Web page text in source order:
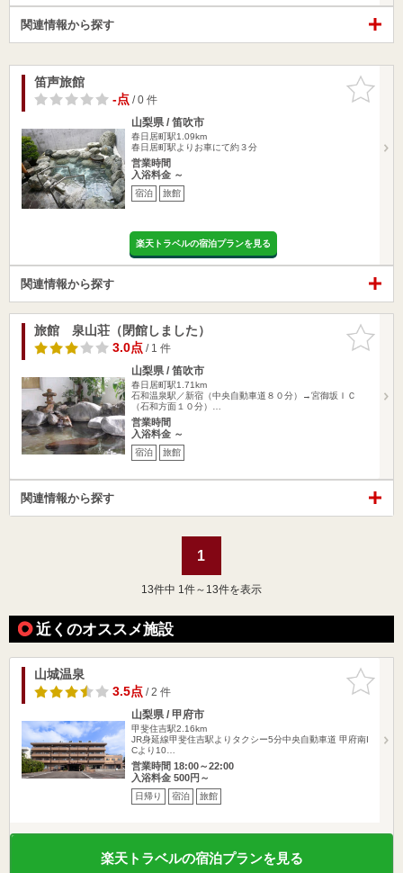
関連情報から探す
お気に入
りに追加
笛声旅館
-点/ 0 件
山梨県 / 笛吹市
春日居町駅1.09km
春日居町駅よりお車にて約３分
営業時間
入浴料金 ～
宿泊 旅館
楽天トラベルの宿泊プランを見る
関連情報から探す
お気に入
りに追加
旅館 泉山荘（閉館しました）
3.0点/ 1 件
山梨県 / 笛吹市
春日居町駅1.71km
石和温泉駅／新宿（中央自動車道８０分）→宮御坂ＩＣ
（石和方面１０分）…
営業時間
入浴料金 ～
宿泊 旅館
関連情報から探す
1
13件中 1件～13件を表示
近くのオススメ施設
お気に入
りに追加
山城温泉
3.5点/ 2 件
山梨県 / 甲府市
甲斐住吉駅2.16km
JR身延線甲斐住吉駅よりタクシー5分中央自動車道 甲府南I
Cより10…
営業時間 18:00～22:00
入浴料金 500円～
日帰り 宿泊 旅館
楽天トラベルの宿泊プランを見る